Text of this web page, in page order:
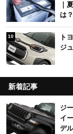
｜
は
10
ト
ジ
新着記事
ジ
イ
デル